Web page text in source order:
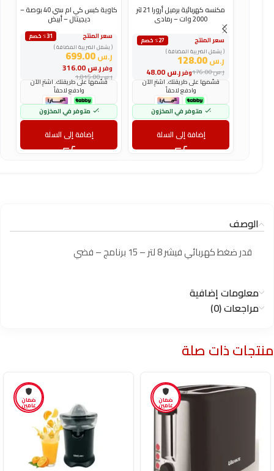
مكنسه كهربائية برميل أرورا 21 لتر
2000 وات – رمادى
سعر المنتج
٪27 خصم
( يشمل الضريبة المضافة )
ر.س128.00
وفرر.س ر.س176.00
قسّمها على طريقتك. اشترِ الآن
وادفع لاحقاً
متوفر في المخزون
إضافة إلى السلة
كاوية كبس كي ام سي 40 بوصة –
ديجيتال – أبيض
سعر المنتج
٪31 خصم
( يشمل الضريبة المضافة )
ر.س699.00
وفرر.س
ر.س1,015.00
قسّمها على طريقتك. اشترِ الآن
وادفع لاحقاً
متوفر في المخزون
إضافة إلى السلة
الوصف
قدر ضغط كهربائي فيشر 8 لتر – 15 برنامج – فضي
معلومات إضافية
مراجعات (0)
منتجات ذات صلة
ضمان
عامين
ضمان
عامين